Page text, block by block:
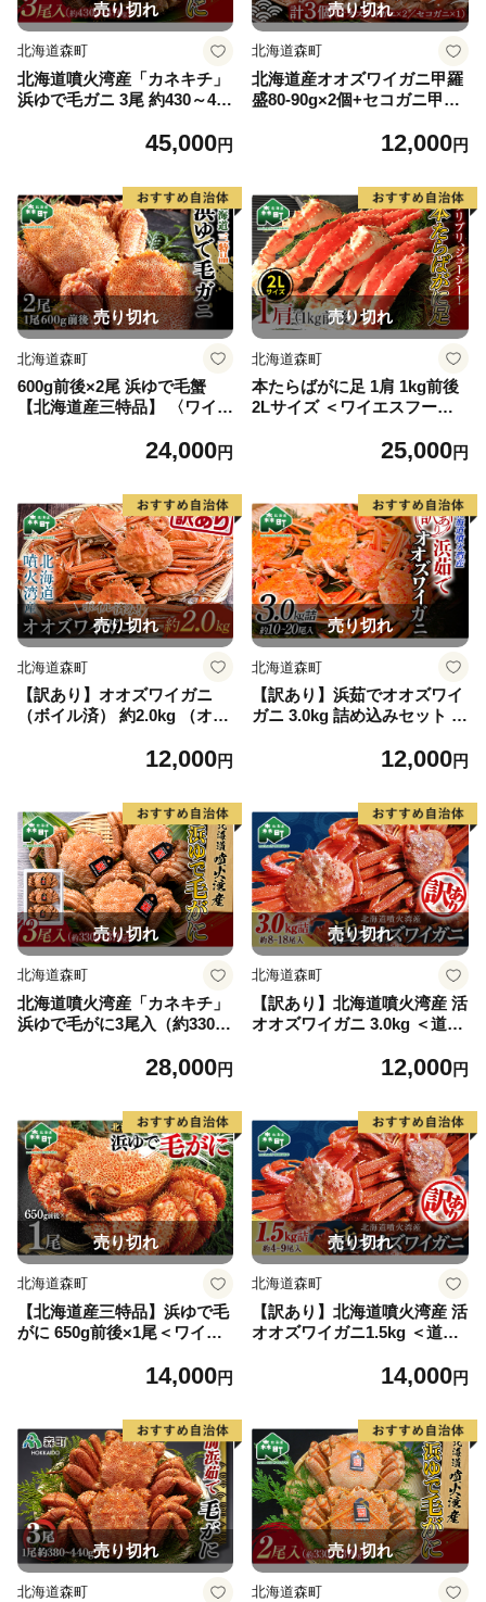
売り切れ
北海道森町
北海道噴火湾産「カネキチ」
浜ゆで毛ガニ 3尾 約430～470
カニ 蟹 ガニ がに 森町 ふる
45,000円
売り切れ
北海道森町
北海道産オオズワイガニ甲羅
盛80-90g×2個+セコガニ甲羅
し ＜道産ネットミツハシ＞
76
12,000円
売り切れ
北海道森町
600g前後×2尾 浜ゆで毛蟹
【北海道産三特品】 〈ワイエ
がに 森町 ふるさと納税 北海
24,000円
売り切れ
北海道森町
本たらばがに足 1肩 1kg前後
2Lサイズ ＜ワイエスフーズ
町 ふるさと納税 北海道 タラ
25,000円
売り切れ
北海道森町
【訳あり】オオズワイガニ
（ボイル済） 約2.0kg （オス
株式会社 瑞宝＞ ズワイガニ
12,000円
売り切れ
北海道森町
【訳あり】浜茹でオオズワイ
ガニ 3.0kg 詰め込みセット 北
ツハシ＞ かに カニ 蟹 がに
12,000円
売り切れ
北海道森町
北海道噴火湾産「カネキチ」
浜ゆで毛がに3尾入（約330～
かに カニ 蟹 ガニ がに 森町
28,000円
売り切れ
北海道森町
【訳あり】北海道噴火湾産 活
オオズワイガニ 3.0kg ＜道産
蟹 ガニ がに 森町 ふるさと納
12,000円
売り切れ
北海道森町
【北海道産三特品】浜ゆで毛
がに 650g前後×1尾＜ワイエ
がに 森町 ふるさと納税 北海
14,000円
売り切れ
北海道森町
【訳あり】北海道噴火湾産 活
オオズワイガニ1.5kg ＜道産
蟹 ガニ がに 森町 ふるさと納
14,000円
売り切れ
北海道森町
売り切れ
北海道森町